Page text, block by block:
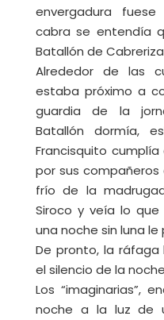
envergadura
cabra se entendía
Batallón de
Alrededor de las
estaba próximo a
guardia de la
Batallón dormía,
Francisquito
por sus
frío de la
Siroco y veía lo
una noche sin luna
De pronto, la
el silencio de la
Los “imaginarias”,
noche a la luz de